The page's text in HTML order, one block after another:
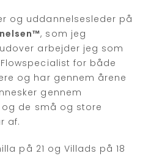
og uddannelsesleder på
, som jeg
arbejder jeg som
for både
og har gennem årene
gennem
de små og store
af.
på 21 og Villads på 18